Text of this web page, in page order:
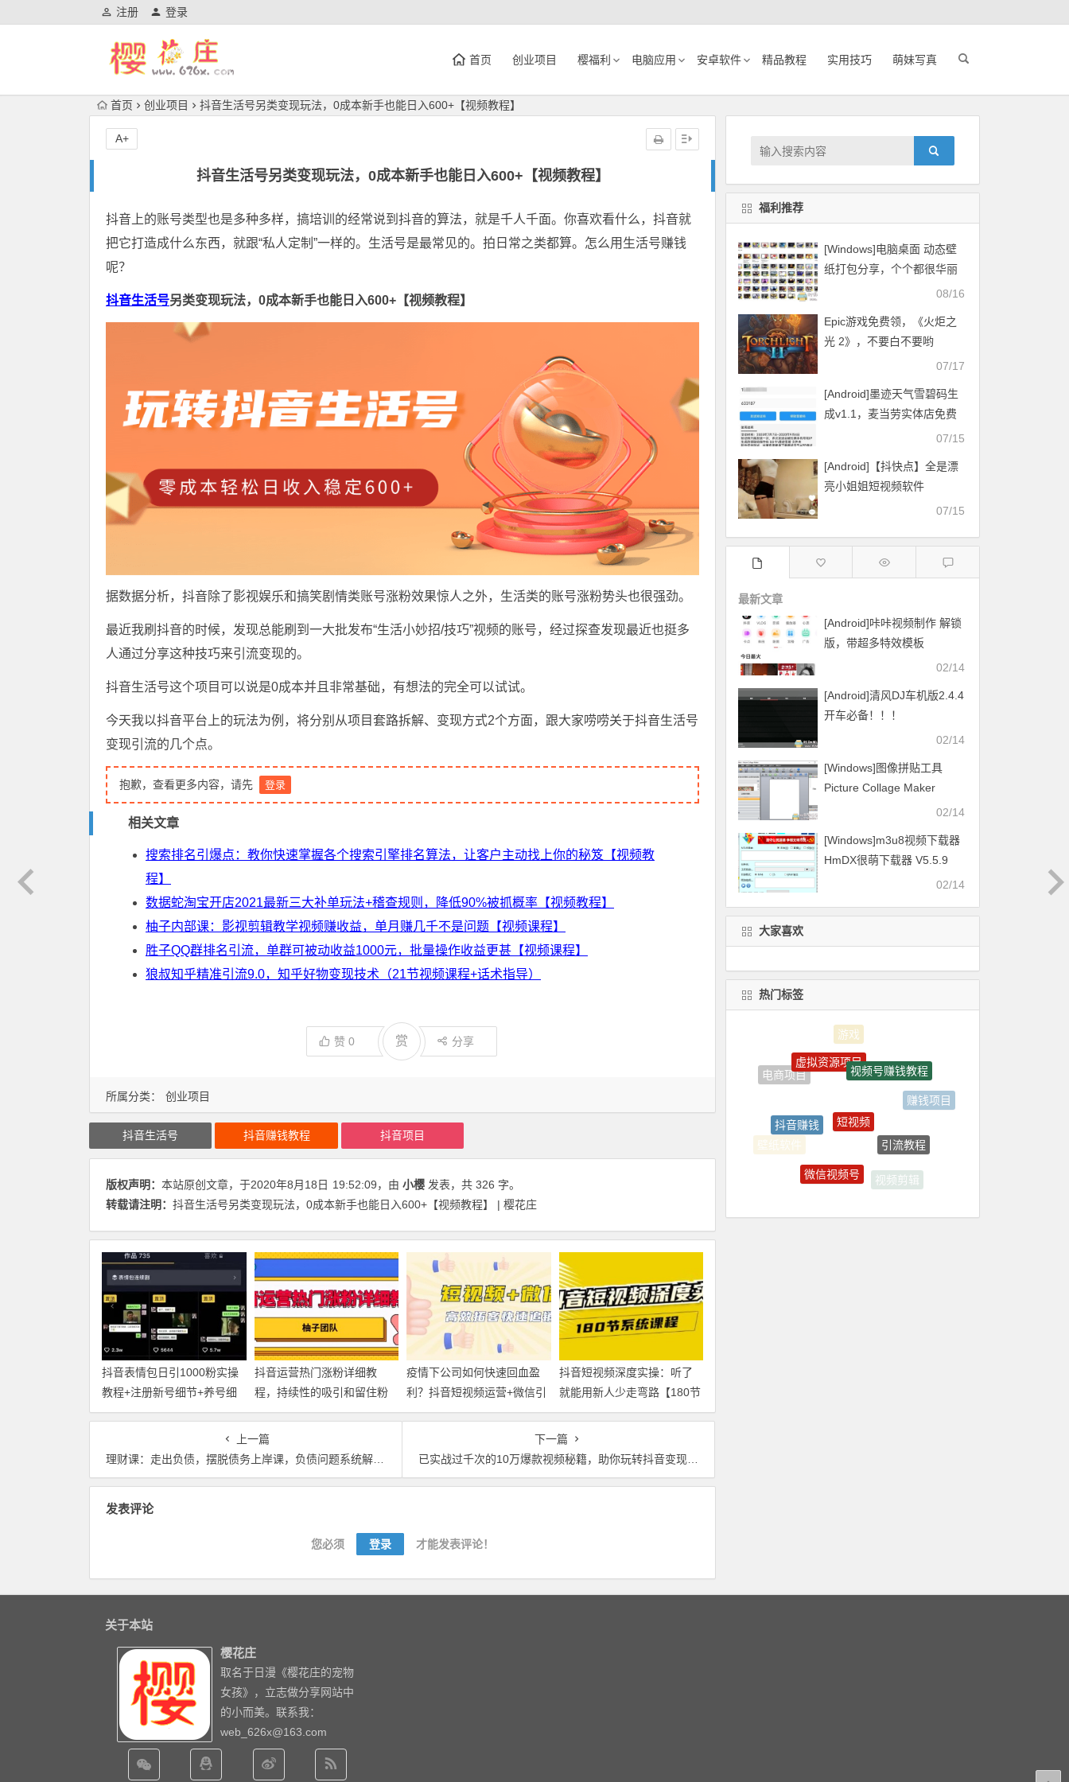
注册 登录
首页 创业项目 樱福利 电脑应用 安卓软件 精品教程 实用技巧 萌妹写真
首页 创业项目 抖音生活号另类变现玩法，0成本新手也能日入600+【视频教程】
抖音生活号另类变现玩法，0成本新手也能日入600+【视频教程】
A+
所属分类： 创业项目
抖音上的账号类型也是多种多样，搞培训的经常说到抖音的算法，就是千人千面。你喜欢看什么，抖音就
把它打造成什么东西，就跟“私人定制”一样的。生活号是最常见的。拍日常之类都算。怎么用生活号赚钱
呢？
抖音生活号另类变现玩法，0成本新手也能日入600+【视频教程】
据数据分析，抖音除了影视娱乐和搞笑剧情类账号涨粉效果惊人之外，生活类的账号涨粉势头也很强劲。
最近我刷抖音的时候，发现总能刷到一大批发布“生活小妙招/技巧”视频的账号，经过探查发现最近也挺多
人通过分享这种技巧来引流变现的。
抖音生活号这个项目可以说是0成本并且非常基础，有想法的完全可以试试。
今天我以抖音平台上的玩法为例，将分别从项目套路拆解、变现方式2个方面，跟大家唠唠关于抖音生活号
变现引流的几个点。
抱歉，查看更多内容，请先 登录
相关文章
搜索排名引爆点：教你快速掌握各个搜索引擎排名算法，让客户主动找上你的秘笈【视频教
程】
数据蛇淘宝开店2021最新三大补单玩法+稽查规则，降低90%被抓概率【视频教程】
柚子内部课：影视剪辑教学视频赚收益，单月赚几千不是问题【视频课程】
胜子QQ群排名引流，单群可被动收益1000元，批量操作收益更甚【视频课程】
狼叔知乎精准引流9.0，知乎好物变现技术（21节视频课程+话术指导）
赞 0 赏 分享
抖音生活号 抖音赚钱教程 抖音项目
版权声明： 本站原创文章，于2020年8月18日 19:52:09，由 小樱 发表，共 326 字。
转载请注明： 抖音生活号另类变现玩法，0成本新手也能日入600+【视频教程】 | 樱花庄
抖音表情包日引1000粉实操
教程+注册新号细节+养号细
节【视频教程】
抖音运营热门涨粉详细教
程，持续性的吸引和留住粉
丝【视频课程】
疫情下公司如何快速回血盈
利？抖音短视频运营+微信引
流成交，高效拓客快速追销
抖音短视频深度实操：听了
就能用新人少走弯路【180节
系统课程】
上一篇
理财课：走出负债，摆脱债务上岸课，负债问题系统解决方案【视频教程】
下一篇
已实战过千次的10万爆款视频秘籍，助你玩转抖音变现【视频教程】
发表评论
您必须 登录 才能发表评论！
福利推荐
[Windows]电脑桌面 动态壁
纸打包分享，个个都很华丽
08/16
Epic游戏免费领，《火炬之
光 2》，不要白不要哟
07/17
[Android]墨迹天气雪碧码生
成v1.1，麦当劳实体店免费
07/15
[Android]【抖快点】全是漂
亮小姐姐短视频软件
07/15
最新文章
[Android]咔咔视频制作 解锁
版，带超多特效模板
02/14
[Android]清风DJ车机版2.4.4
开车必备！！！
02/14
[Windows]图像拼贴工具
Picture Collage Maker
02/14
[Windows]m3u8视频下载器
HmDX很萌下载器 V5.5.9
02/14
大家喜欢
热门标签
电商项目
视频号赚钱教程
赚钱项目
壁纸软件
视频剪辑
抖音赚钱教程
关于本站
樱花庄
取名于日漫《樱花庄的宠物
女孩》，立志做分享网站中
的小而美。联系我：
web_626x@163.com